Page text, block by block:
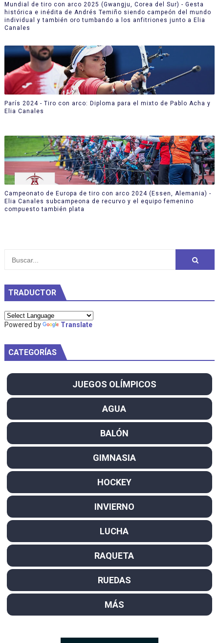
Mundial de tiro con arco 2025 (Gwangju, Corea del Sur) - Gesta
histórica e inédita de Andrés Temiño siendo campeón del mundo
individual y también oro tumbando a los anfitriones junto a Elia
Canales
París 2024 - Tiro con arco: Diploma para el mixto de Pablo Acha y
Elia Canales
Campeonato de Europa de tiro con arco 2024 (Essen, Alemania) -
Elia Canales subcampeona de recurvo y el equipo femenino
compuesto también plata
TRADUCTOR
Powered by Translate
CATEGORÍAS
JUEGOS OLÍMPICOS
AGUA
BALÓN
GIMNASIA
HOCKEY
INVIERNO
LUCHA
RAQUETA
RUEDAS
MÁS